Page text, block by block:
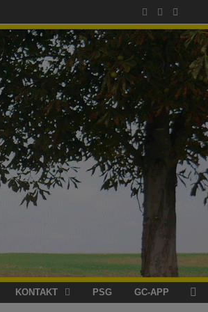
KONTAKT PSG GC-APP